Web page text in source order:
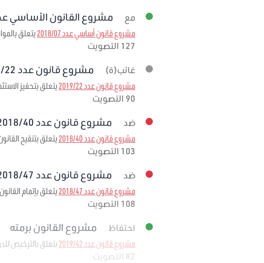
مع مشروع القانون الأساسي عدد 2018/07
مشروع قانون أساسي عدد 2018/07
يتعلق بالموافقة على الاتفاقية
127 التصويت
غائب(ة) مشروع قانون عدد 2019/22 برمته
مشروع قانون عدد 2019/22
يتعلق بتحفيز
90 التصويت
ضد مشروع قانون عدد 2018/40 برمته
مشروع قانون عدد 2018/40
يتعلق بتنقيح القانون عدد 95 لسنة 1999 مؤرخ في 6 ديسمبر 1999 المتعلق بإحداث صندوق ضمان تمويل
103 التصويت
ضد مشروع قانون عدد 2018/47 برمته
مشروع قانون عدد 2018/47
يتعلق بإتمام القانون عدد 11 لسنة 1988 المؤرخ في 25 فيفري 1988 المتعلق بإحداث وكالة إحياء
108 التصويت
احتفاظ مشروع القانون برمته
مشروع قانون عدد 2019/42
يتعلق بالترخيص
82 التصويت